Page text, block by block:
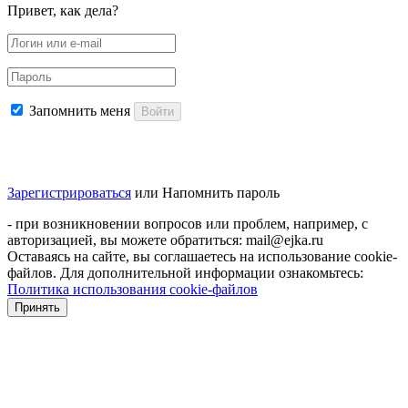
Привет, как дела?
Запомнить меня Войти
Зарегистрироваться или Напомнить пароль
- при возникновении вопросов или проблем, например, с
авторизацией, вы можете обратиться: mail@ejka.ru
Оставаясь на сайте, вы соглашаетесь на использование cookie-
файлов. Для дополнительной информации ознакомьтесь:
Политика использования cookie-файлов
Принять